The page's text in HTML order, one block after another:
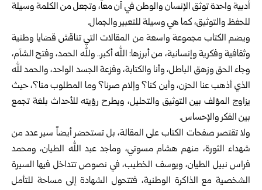
أدبية واحدة توثق الإنسان والوطن في آن معاً، وتجعل من الكلمة وسيلة
للحفظ والتوثيق، كما هي وسيلة للتعبير والجمال.
ويضم الكتاب مجموعة واسعة من المقالات التي تناقش قضايا وطنية
وثقافية وفكرية وإنسانية، من أبرزها: الله أكبر.. ولله الحمد، وفتح الشآم،
وجاء الحق وزهق الباطل، وأنا والكتابة، وفزعة الجسد الواحد، والحمد لله
الذي أذهب عنا الحزن، وأين كنا؟ وإلام صرنا؟ وما المطلوب منا؟، حيث
يزاوج المؤلف بين التوثيق والتحليل، ويطرح رؤيته للأحداث بلغة تجمع
بين الفكر والإحساس.
ولا تقتصر صفحات الكتاب على المقالة، بل تستحضر أيضاً سير عدد من
شهداء الثورة، منهم هشام مسوتي، وماجد عبد الله الطيان، ومحمد
فراس نبيل الطيان، ويوسف الخطيب، في نصوص تتداخل فيها السيرة
الشخصية مع الذاكرة الوطنية، فتتحول الشهادة إلى مساحة للتأمل